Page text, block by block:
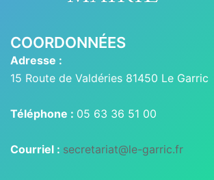
COORDONNÉES
Adresse :
15 Route de Valdéries 81450 Le Garric
Téléphone : 05 63 36 51 00
Courriel : secretariat@le-garric.fr